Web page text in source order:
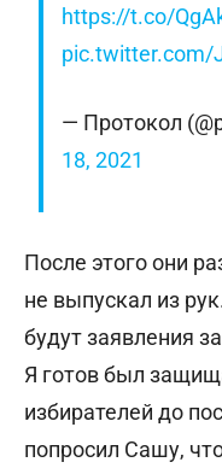
https://t.co/
pic.twitter.com/
— Протокол
18, 2021
После этого они
не выпускал из
будут заявления
Я готов был
избирателей до
попросил Сашу,